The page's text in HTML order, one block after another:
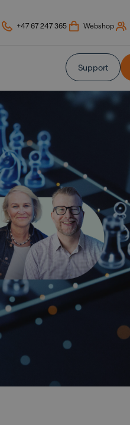
+47 67 247 365 Webshop
Support